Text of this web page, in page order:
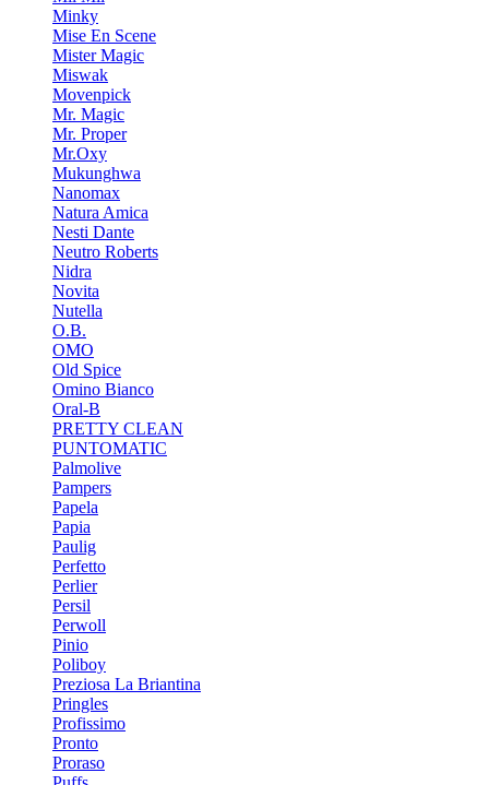
Minky
Mise En Scene
Mister Magic
Miswak
Movenpick
Mr. Magic
Mr. Proper
Mr.Oxy
Mukunghwa
Nanomax
Natura Amica
Nesti Dante
Neutro Roberts
Nidra
Novita
Nutella
O.B.
OMO
Old Spice
Omino Bianco
Oral-B
PRETTY CLEAN
PUNTOMATIC
Palmolive
Pampers
Papela
Papia
Paulig
Perfetto
Perlier
Persil
Perwoll
Pinio
Poliboy
Preziosa La Briantina
Pringles
Profissimo
Pronto
Proraso